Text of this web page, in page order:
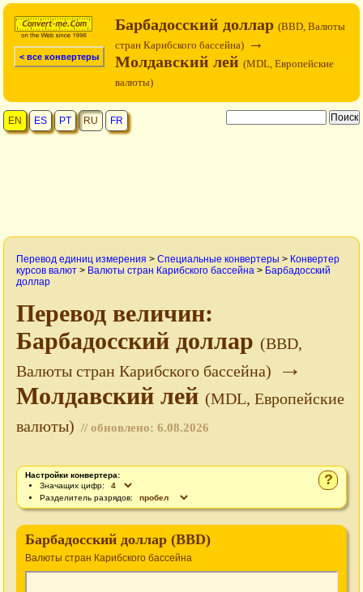
< все конвертеры
Барбадосский доллар (BBD, Валюты
стран Карибского бассейна) →
Молдавский лей (MDL, Европейские
валюты)
EN ES PT RU FR
Перевод единиц измерения > Специальные конвертеры > Конвертер
курсов валют > Валюты стран Карибского бассейна > Барбадосский
доллар
Перевод величин:
Барбадосский доллар (BBD,
Валюты стран Карибского бассейна)
→
Молдавский лей (MDL, Европейские
валюты) // обновлено: 6.08.2026
?
Настройки конвертера:
Значащих цифр:
Разделитель разрядов:
Барбадосский доллар (BBD)
Валюты стран Карибского бассейна